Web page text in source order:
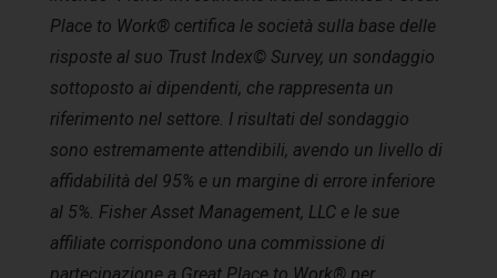
Place to Work® certifica le società sulla base delle
risposte al suo Trust Index© Survey, un sondaggio
sottoposto ai dipendenti, che rappresenta un
riferimento nel settore. I risultati del sondaggio
sono estremamente attendibili, avendo un livello di
affidabilità del 95% e un margine di errore inferiore
al 5%. Fisher Asset Management, LLC e le sue
affiliate corrispondono una commissione di